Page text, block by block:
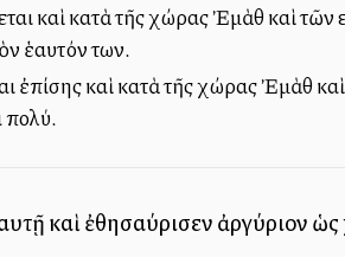
καὶ κατὰ τῆς χώρας Ἐμὰθ καὶ
ἑαυτόν των.
ἐπίσης καὶ κατὰ τῆς χώρας Ἐμὰθ
πολύ.
καὶ ἐθησαύρισεν ἀργύριον